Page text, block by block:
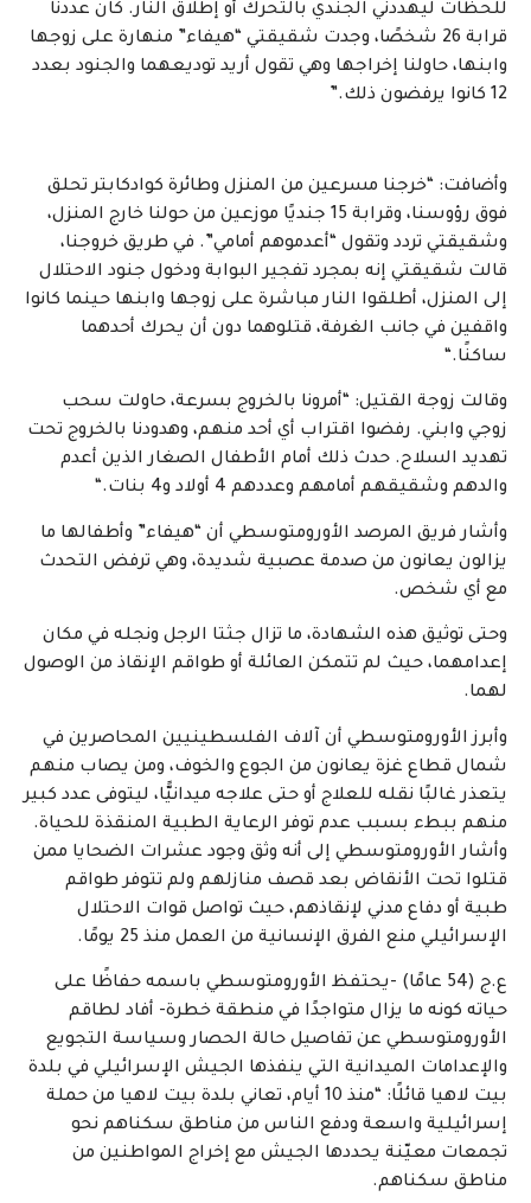
للحظات ليهددني الجندي بالتحرك أو إطلاق النار. كان عددنا
قرابة 26 شخصًا، وجدت شقيقتي “هيفاء” منهارة على زوجها
وابنها، حاولنا إخراجها وهي تقول أريد توديعهما والجنود بعدد
12 كانوا يرفضون ذلك
.
”
وأضافت: “خرجنا مسرعين من المنزل وطائرة كوادكابتر تحلق
فوق رؤوسنا، وقرابة 15 جنديًا موزعين من حولنا خارج المنزل،
وشقيقتي تردد وتقول “أعدموهم أمامي”. في طريق خروجنا،
قالت شقيقتي إنه بمجرد تفجير البوابة ودخول جنود الاحتلال
إلى المنزل، أطلقوا النار مباشرة على زوجها وابنها حينما كانوا
واقفين في جانب الغرفة، قتلوهما دون أن يحرك أحدهما
ساكنًا.
“
وقالت زوجة القتيل: “أمرونا بالخروج بسرعة، حاولت سحب
زوجي وابني. رفضوا اقتراب أي أحد منهم، وهدودنا بالخروج تحت
تهديد السلاح. حدث ذلك أمام الأطفال الصغار الذين أعدم
والدهم وشقيقهم أمامهم وعددهم 4 أولاد و4 بنات
.
“
وأشار فريق المرصد الأورومتوسطي أن “هيفاء” وأطفالها ما
يزالون يعانون من صدمة عصبية شديدة، وهي ترفض التحدث
مع أي شخص.
وحتى توثيق هذه الشهادة، ما تزال جثتا الرجل ونجله في مكان
إعدامهما، حيث لم تتمكن العائلة أو طواقم الإنقاذ من الوصول
لهما.
وأبرز الأورومتوسطي أن آلاف الفلسطينيين المحاصرين في
شمال قطاع غزة يعانون من الجوع والخوف، ومن يصاب منهم
يتعذر غالبًا نقله للعلاج أو حتى علاجه ميدانيًّا، ليتوفى عدد كبير
منهم ببطء بسبب عدم توفر الرعاية الطبية المنقذة للحياة.
وأشار الأورومتوسطي إلى أنه وثق وجود عشرات الضحايا ممن
قتلوا تحت الأنقاض بعد قصف منازلهم ولم تتوفر طواقم
طبية أو دفاع مدني لإنقاذهم، حيث تواصل قوات الاحتلال
الإسرائيلي منع الفرق الإنسانية من العمل منذ 25 يومًا
.
ع.ج (54 عامًا) -يحتفظ الأورومتوسطي باسمه حفاظًا على
حياته كونه ما يزال متواجدًا في منطقة خطرة- أفاد لطاقم
الأورومتوسطي عن تفاصيل حالة الحصار وسياسة التجويع
والإعدامات الميدانية التي ينفذها الجيش الإسرائيلي في بلدة
بيت لاهيا قائلًا: “منذ 10 أيام، تعاني بلدة بيت لاهيا من حملة
إسرائيلية واسعة ودفع الناس من مناطق سكناهم نحو
تجمعات معيّنة يحددها الجيش مع إخراج المواطنين من
مناطق سكناهم.